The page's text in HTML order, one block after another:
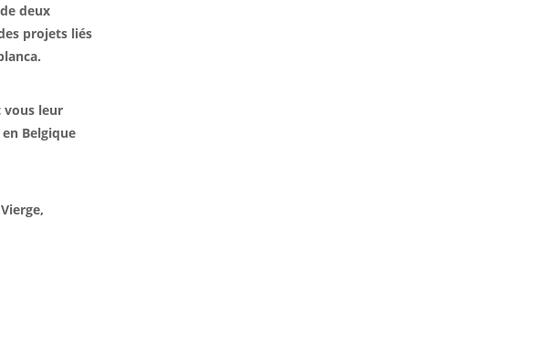
deux
projets liés
vous leur
Belgique